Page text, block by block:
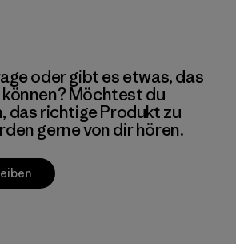
oder gibt es etwas, das
Möchtest du
das richtige Produkt zu
gerne von dir hören.